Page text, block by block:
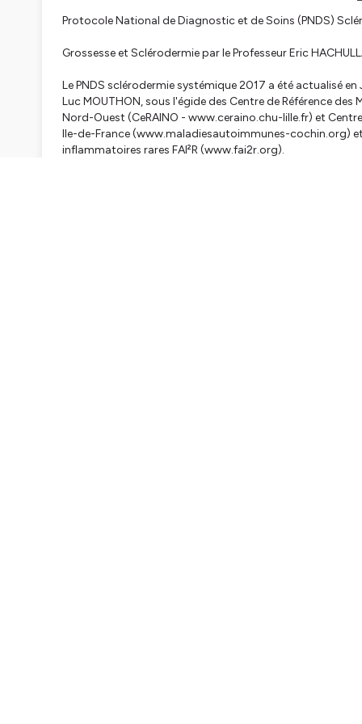
Protocole National de Diagnostic et de Soins (PNDS)
Grossesse et Sclérodermie par le Professeur Eric
Le PNDS sclérodermie systémique 2017 a été actualisé
Luc MOUTHON, sous l'égide des Centre de Référence
Nord-Ouest (CeRAINO - www.ceraino.chu-lille.fr) et
Ile-de-France (www.maladiesautoimmunes-cochin.org)
inflammatoires rares FAI²R (www.fai2r.org).